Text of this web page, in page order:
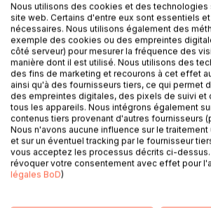
DESCRIPTION
Le but de cet ouvrage est de proposer
du logiciel libre de traitement d'image
On explique les mécanismes importants
uniquement à partir d'exemples.
Le livre est destiné à un public motivé,
Nous utilisons des cookies et des technologies
site web. Certains d'entre eux sont essentiels
nécessaires. Nous utilisons également des
exemple des cookies ou des empreintes
côté serveur) pour mesurer la fréquence des
manière dont il est utilisé. Nous utilisons des
des fins de marketing et recourons à cet effet
ainsi qu'à des fournisseurs tiers, ce qui permet
des empreintes digitales, des pixels de suivi et
tous les appareils. Nous intégrons également
contenus tiers provenant d'autres fournisseurs
Nous n'avons aucune influence sur le
et sur un éventuel tracking par le fournisseur
vous acceptez les processus décrits ci-dessus.
révoquer votre consentement avec effet pour
légales BoD)